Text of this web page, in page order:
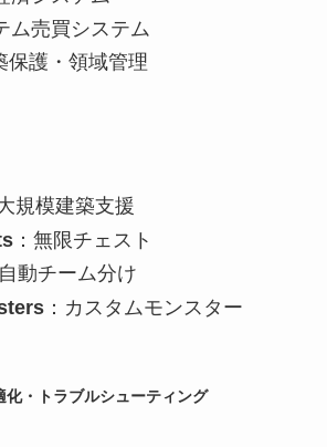
ム売買システム
保護・領域管理
規模建築支援
：無限チェスト
自動チーム分け
：カスタムモンスター
・トラブルシューティング